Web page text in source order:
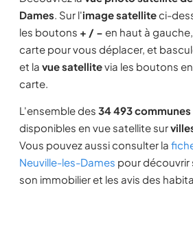
Dames. Sur l'image satelliteci-
les boutons + / − en haut à
carte pour vous déplacer, et
et la vue satellitevia les boutons
carte.
L'ensemble des 34 493
disponibles en vue satellite sur
Vous pouvez aussi consulter la
Neuville-les-Dames pour découvrir
son immobilier et les avis des